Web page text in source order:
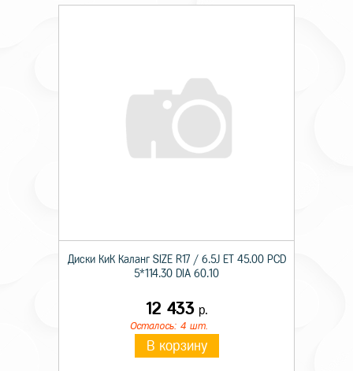
Диски КиК Каланг SIZE R17 / 6.5J ET 45.00 PCD
5*114.30 DIA 60.10
12 433р.
Осталось: 4 шт.
В корзину